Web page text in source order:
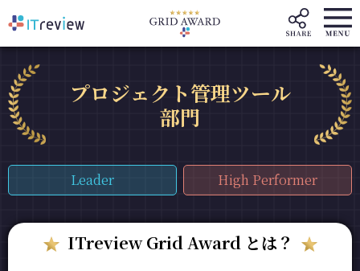
プロジェクト管理ツール
部門
Leader High Performer
ITreview Grid Award とは？